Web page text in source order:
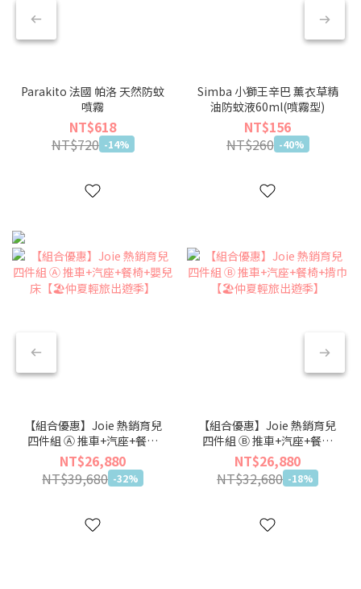
Parakito 法國 帕洛 天然防蚊
噴霧
NT$618
NT$720 -14%
Simba 小獅王辛巴 薰衣草精
油防蚊液60ml(噴霧型)
NT$156
NT$260 -40%
【組合優惠】Joie 熱銷育兒
四件組 Ⓐ 推車+汽座+餐椅
+嬰兒床【🏖仲夏輕旅出遊
季】
NT$26,880
NT$39,680 -32%
【組合優惠】Joie 熱銷育兒
四件組 Ⓑ 推車+汽座+餐椅
+揹巾【🏖仲夏輕旅出遊季】
NT$26,880
NT$32,680 -18%